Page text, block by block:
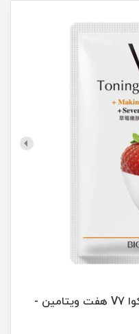
ماسک ورقه ای توت فرنگی بیوآکوا V7 هفت ویتامین -